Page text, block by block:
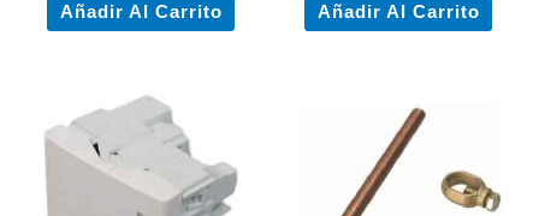
Añadir Al Carrito Añadir Al Carrito